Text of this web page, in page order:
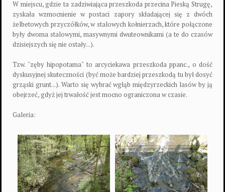
W miejscu, gdzie ta zadziwiająca przeszkoda przecina Pieską Strugę,
zyskała wzmocnienie w postaci zapory składającej się z dwóch
żelbetowych przyczółków, w stalowych kołnierzach, które połączone
były dwoma stalowymi, masywnymi dwuteownikami (a te do czasów
dzisiejszych się nie ostały...).
Tzw. "zęby hipopotama" to arcyciekawa przeszkoda ppanc., o dość
dyskusyjnej skuteczności (być może bardziej przeszkodą tu był dosyć
grząski grunt...). Warto się wybrać wgłąb międzyrzeckich lasów by ją
obejrzeć, gdyż jej trwałość jest mocno ograniczona w czasie.
Galeria: